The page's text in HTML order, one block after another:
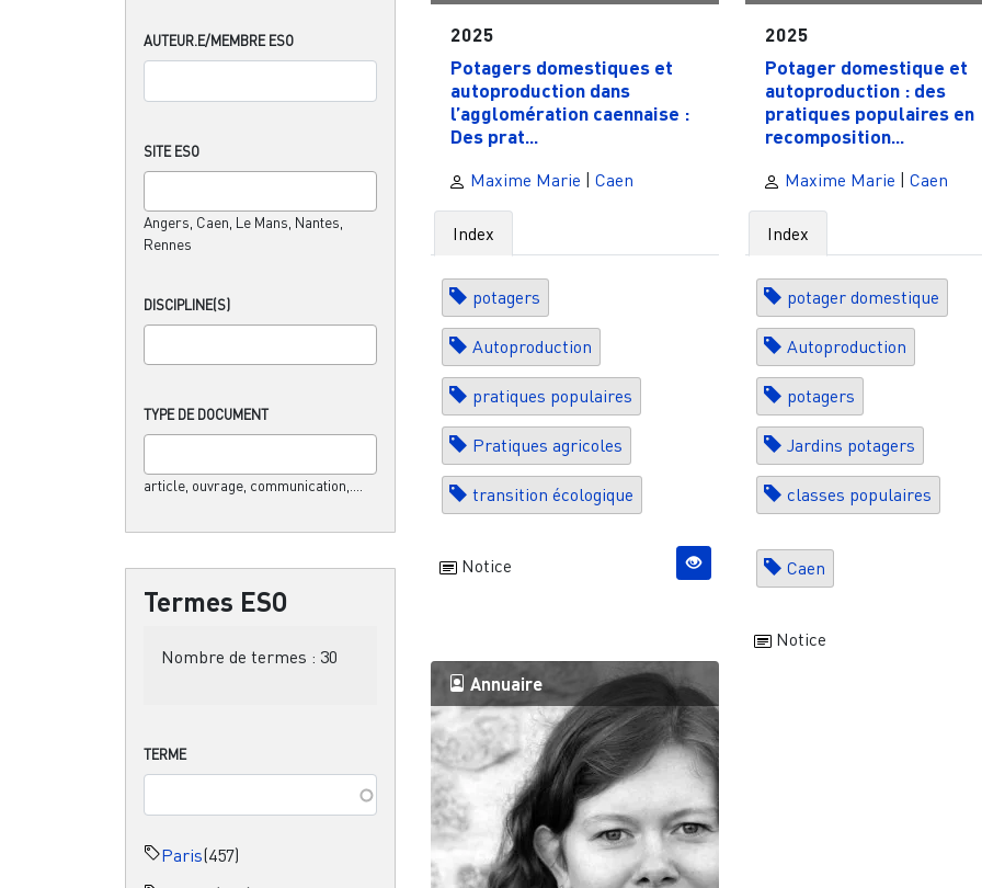
AUTEUR.E/MEMBRE ESO
SITE ESO
Angers, Caen, Le Mans, Nantes,
Rennes
DISCIPLINE(S)
TYPE DE DOCUMENT
article, ouvrage, communication,....
Termes ESO
Nombre de termes : 30
TERME
Paris(457)
2025
Potagers domestiques et
autoproduction dans
l’agglomération caennaise :
Des prat...
Maxime Marie | Caen
Index
potagers
Autoproduction
pratiques populaires
Pratiques agricoles
transition écologique
Notice
2025
Potager domestique et
autoproduction : des
pratiques populaires en
recomposition...
Maxime Marie | Caen
Index
potager domestique
Autoproduction
potagers
Jardins potagers
classes populaires
Caen
Notice
Annuaire